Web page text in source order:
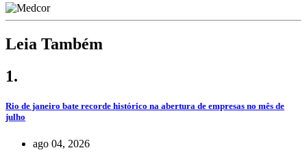
Leia Também
1.
Rio de janeiro bate recorde histórico na abertura de empresas no mês de
julho
ago 04, 2026